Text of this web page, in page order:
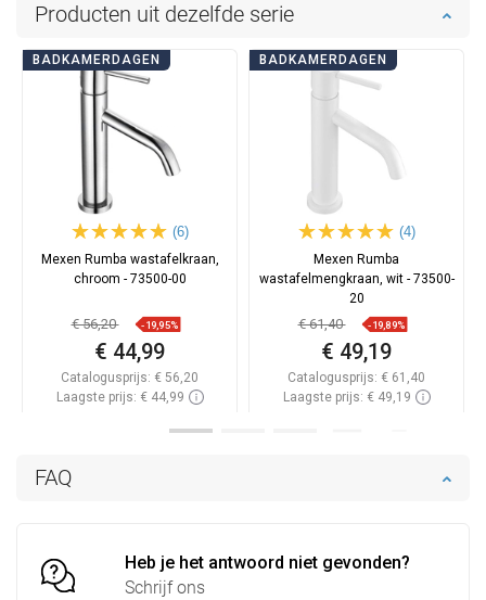
FAQ
Heb je het antwoord niet gevonden?
Schrijf ons
Producten uit dezelfde serie
BADKAMERDAGEN
(6)
Mexen Rumba wastafelkraan,
chroom - 73500-00
€ 56,20 -19,95%
€ 44,99
Catalogusprijs: € 56,20
Laagste prijs: € 44,99
BADKAMERDAGEN
(4)
Mexen Rumba
wastafelmengkraan, wit - 73500-
20
€ 61,40 -19,89%
€ 49,19
Catalogusprijs: € 61,40
Laagste prijs: € 49,19